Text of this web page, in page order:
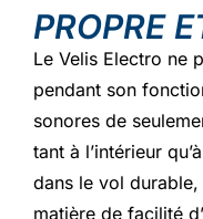
PROPRE
Le Velis Electro ne
pendant son
sonores de
tant à l’intérieur
dans le vol
matière de facilité